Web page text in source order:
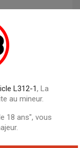
L312-1, La
au mineur.
18 ans", vous
le moment.